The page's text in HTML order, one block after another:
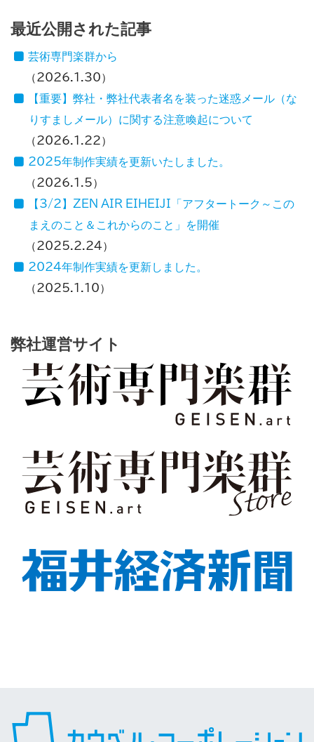
最近公開された記事
芸術専門楽群から
2026.1.30
【重要】弊社・弊社代表者名を装った迷惑メール（な
りすましメール）に関する注意喚起について
2026.1.22
2025年制作実績を更新いたしました。
2026.1.5
【3/2】ZEN AIR EIHEIJI「アフタートーク～この
まえのこと＆これからのこと」を開催
2025.2.24
2024年制作実績を更新しました。
2025.1.10
弊社運営サイト